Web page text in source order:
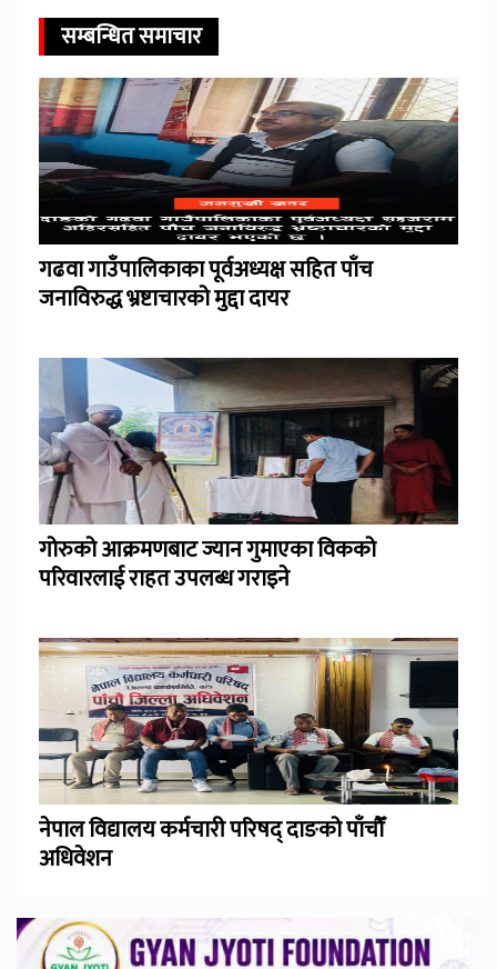
सम्बन्धित समाचार
गढवा गाउँपालिकाका पूर्वअध्यक्ष सहित पाँच
जनाविरुद्ध भ्रष्टाचारको मुद्दा दायर
गोरुको आक्रमणबाट ज्यान गुमाएका विकको
परिवारलाई राहत उपलब्ध गराइने
नेपाल विद्यालय कर्मचारी परिषद् दाङको पाँचौँ
अधिवेशन